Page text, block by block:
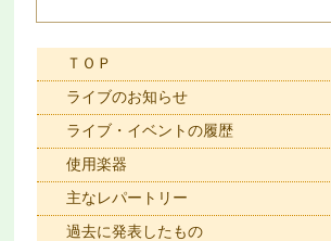
ＴＯＰ
ライブのお知らせ
ライブ・イベントの履歴
使用楽器
主なレパートリー
過去に発表したもの